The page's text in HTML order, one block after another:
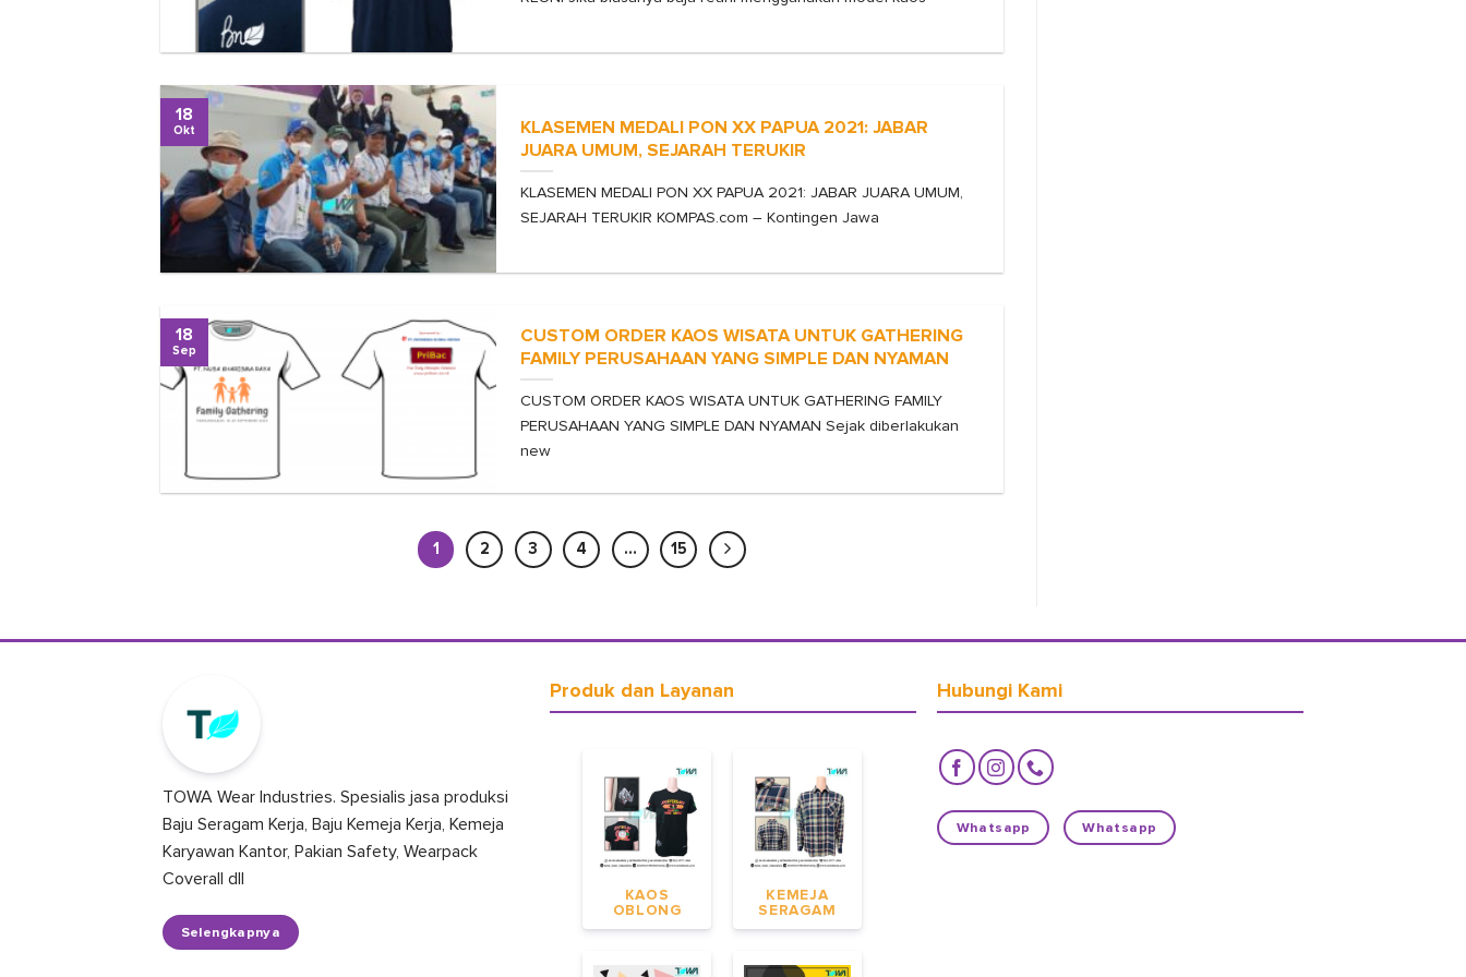
KLASEMEN MEDALI PON XX PAPUA 2021: JABAR
JUARA UMUM, SEJARAH TERUKIR
KLASEMEN MEDALI PON XX PAPUA 2021: JABAR JUARA UMUM,
SEJARAH TERUKIR KOMPAS.com – Kontingen Jawa
18
Okt
CUSTOM ORDER KAOS WISATA UNTUK GATHERING
FAMILY PERUSAHAAN YANG SIMPLE DAN NYAMAN
CUSTOM ORDER KAOS WISATA UNTUK GATHERING FAMILY
PERUSAHAAN YANG SIMPLE DAN NYAMAN Sejak diberlakukan
new
18
Sep
1 2 3 4 … 15
TOWA Wear Industries. Spesialis jasa produksi
Baju Seragam Kerja, Baju Kemeja Kerja, Kemeja
Karyawan Kantor, Pakian Safety, Wearpack
Coverall dll
Selengkapnya
Produk dan Layanan
KAOS
OBLONG
KEMEJA
SERAGAM
Hubungi Kami
Whatsapp Whatsapp